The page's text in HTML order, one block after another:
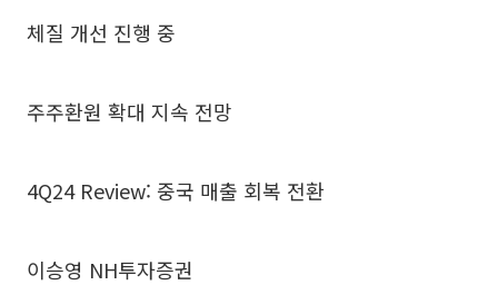
체질 개선 진행 중
주주환원 확대 지속 전망
4Q24 Review: 중국 매출 회복 전환
이승영 NH투자증권